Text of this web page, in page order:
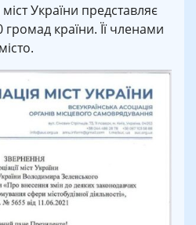
України представляє
громад країни. Її членами